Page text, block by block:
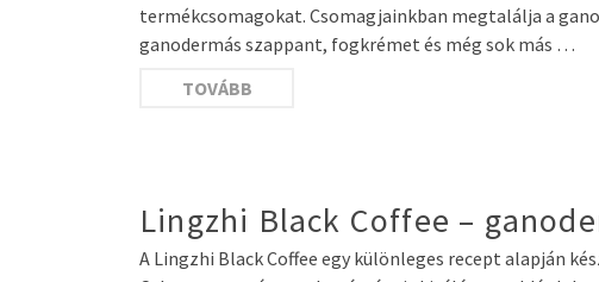
termékcsomagokat. Csomagjainkban megtalálja a
ganodermás szappant, fogkrémet és még sok más …
TOVÁBB
Lingzhi Black Coffee –
A Lingzhi Black Coffee egy különleges recept alapján